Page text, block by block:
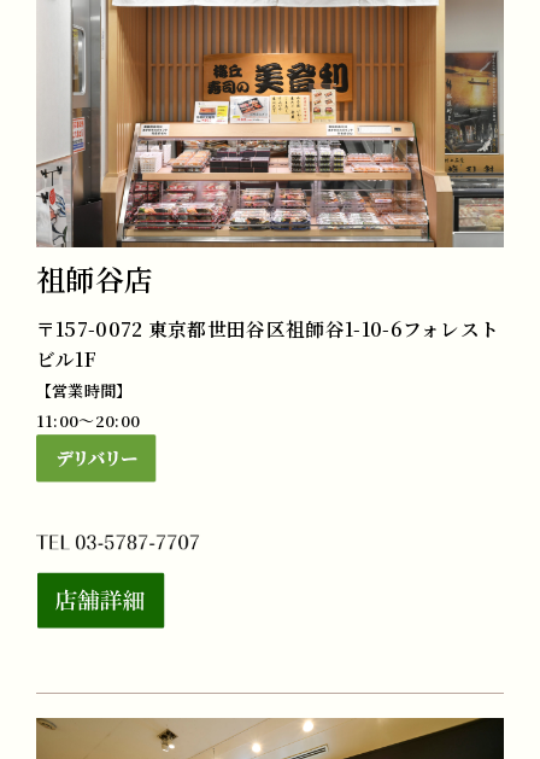
祖師谷店
〒157-0072 東京都世田谷区祖師谷1-10-6フォレスト
ビル1F
【営業時間】
11:00～20:00